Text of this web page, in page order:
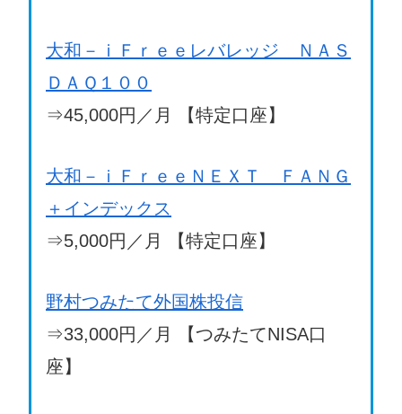
大和－ｉＦｒｅｅレバレッジ ＮＡＳ
ＤＡＱ１００
⇒45,000円／月 【特定口座】
大和－ｉＦｒｅｅＮＥＸＴ ＦＡＮＧ
＋インデックス
⇒5,000円／月 【特定口座】
野村つみたて外国株投信
⇒33,000円／月 【つみたてNISA口
座】